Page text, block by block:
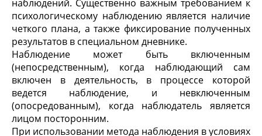
наблюдений. Существенно важным требованием к
психологическому наблюдению явля­ется наличие
четкого плана, а также фиксирование получен­ных
результатов в специальном дневнике.
Наблюдение может быть включенным
(непосредственным), когда наблюдающий сам
включен в деятельность, в процессе которой
ведется наблюдение, и невключенным
(опосредованным), когда наблюдатель является
лицом посторонним.
При использовании метода наблюдения в условиях